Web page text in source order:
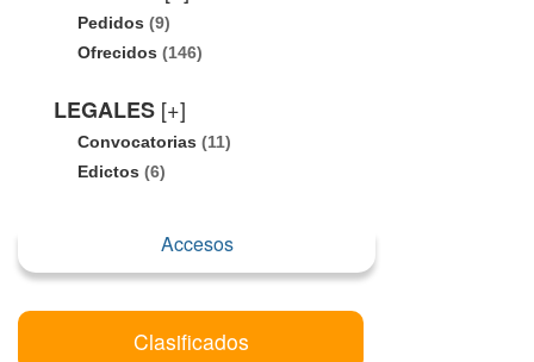
Pedidos (9)
Ofrecidos (146)
LEGALES [+]
Convocatorias (11)
Edictos (6)
Accesos
Clasificados